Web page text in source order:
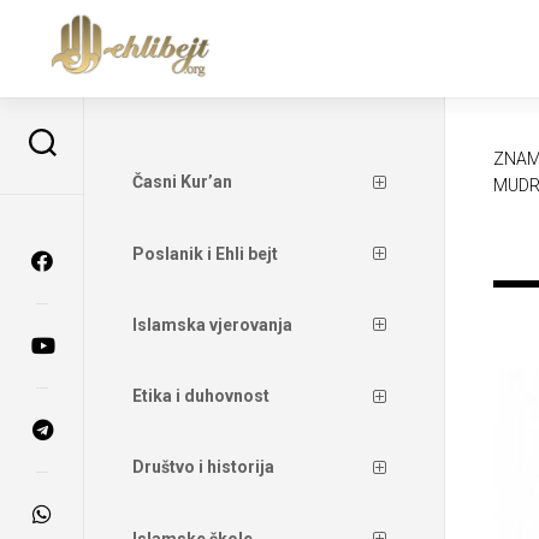
Časni Kur’an
Poslanik i Ehli bejt
Islamska vjerovanja
Etika i duhovnost
Društvo i historija